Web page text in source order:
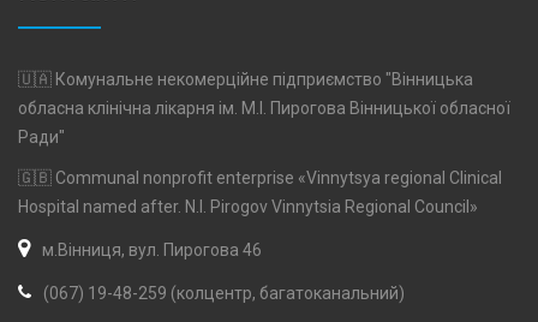
🇺🇦 Комунальне некомерційне підприємство "Вінницька
обласна клінічна лікарня ім. М.І. Пирогова Вінницької обласної
Ради"
🇬🇧 Communal nonprofit enterprise «Vinnytsya regional Clinical
Hospital named after. N.I. Pirogov Vinnytsia Regional Council»
м.Вінниця, вул. Пирогова 46
(067) 19-48-259 (колцентр, багатоканальний)